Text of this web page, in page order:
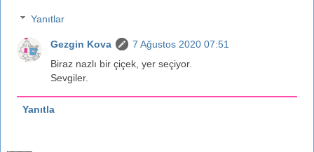
Yanıtlar
Gezgin Kova
7 Ağustos 2020 07:51
Biraz nazlı bir çiçek, yer seçiyor.
Sevgiler.
Yanıtla